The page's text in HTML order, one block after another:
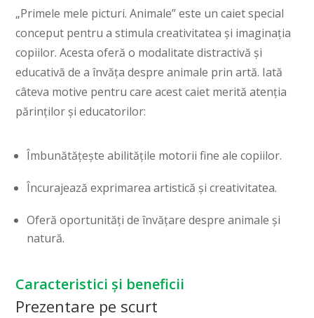
„Primele mele picturi. Animale” este un caiet special
conceput pentru a stimula creativitatea și imaginația
copiilor. Acesta oferă o modalitate distractivă și
educativă de a învăța despre animale prin artă. Iată
câteva motive pentru care acest caiet merită atenția
părinților și educatorilor:
Îmbunătățește abilitățile motorii fine ale copiilor.
Încurajează exprimarea artistică și creativitatea.
Oferă oportunități de învățare despre animale și
natură.
Caracteristici și beneficii
Prezentare pe scurt